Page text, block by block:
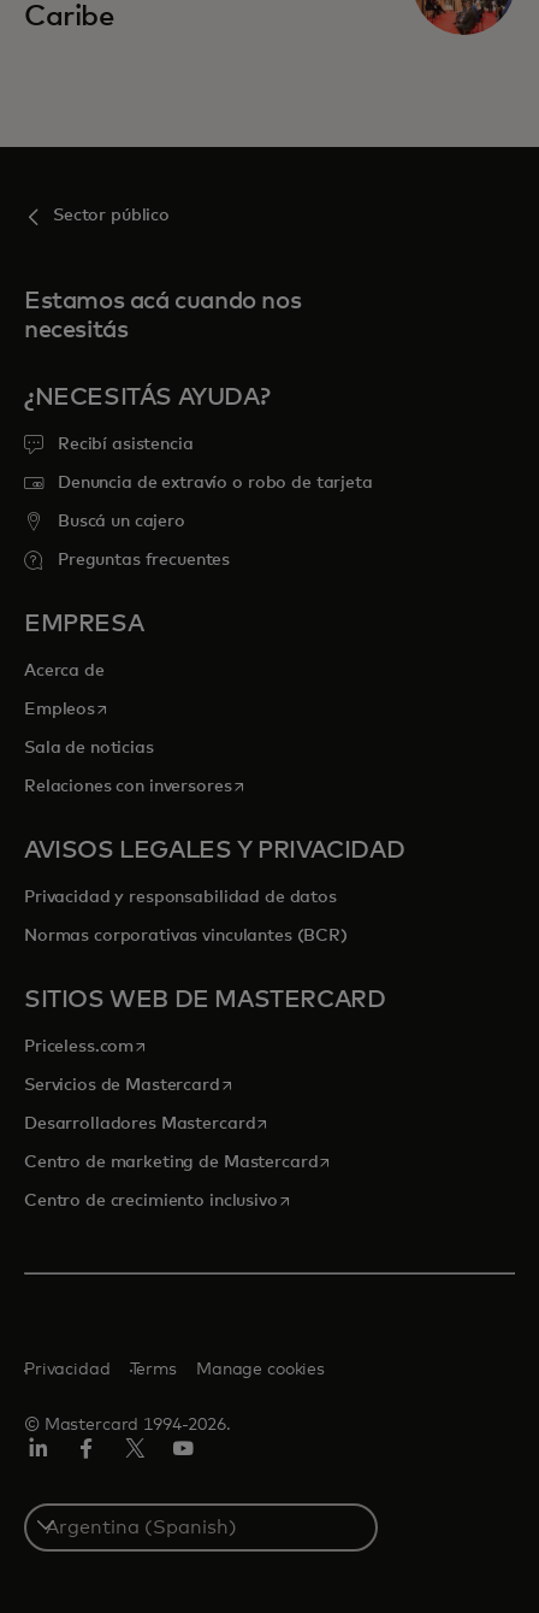
Caribe
Sector público
Estamos acá cuando nos
necesitás
¿NECESITÁS AYUDA?
Recibí asistencia
Denuncia de extravío o robo de tarjeta
Buscá un cajero
Preguntas frecuentes
EMPRESA
Acerca de
Empleosse abre en una pestaña nueva
Sala de noticias
Relaciones con inversoresse abre en una pestaña nueva
AVISOS LEGALES Y PRIVACIDAD
Privacidad y responsabilidad de datos
Normas corporativas vinculantes (BCR)
SITIOS WEB DE MASTERCARD
Priceless.com se abre en una pestaña nueva
Servicios de Mastercardse abre en una pestaña nueva
Desarrolladores Mastercardse abre en una pestaña nueva
Centro de marketing de Mastercardse abre en una pestaña
Centro de crecimiento inclusivose abre en una pestaña nueva
© Mastercard 1994-2026.
Privacidad Terms Manage cookies
Select
a
country